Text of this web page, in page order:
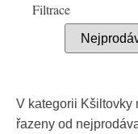
Filtrace
V kategorii Kšiltovky
řazeny od